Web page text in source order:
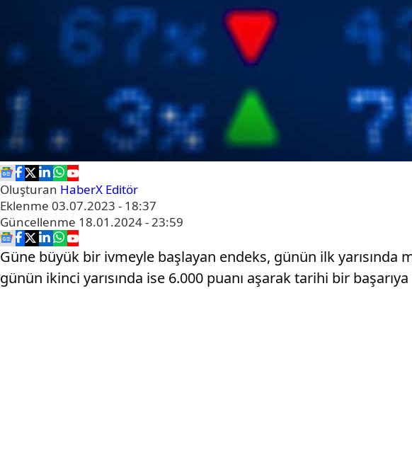
Oluşturan HaberX Editör
Eklenme 03.07.2023 - 18:37
Güncellenme 18.01.2024 - 23:59
Güne büyük bir ivmeyle başlayan endeks, günün ilk
günün ikinci yarısında ise 6.000 puanı aşarak tarihi bir başarıya